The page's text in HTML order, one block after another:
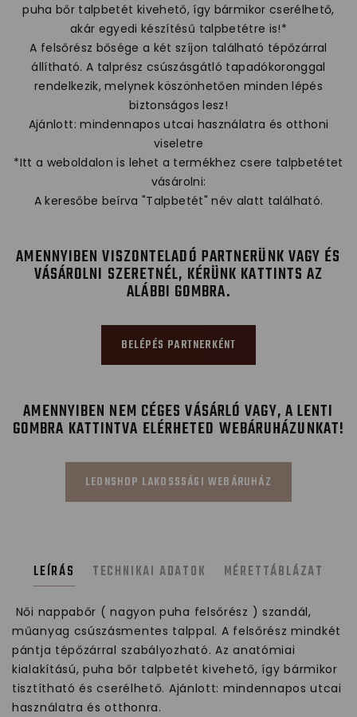
puha bőr talpbetét kivehető, így bármikor cserélhető,
akár egyedi készítésű talpbetétre is!*
A felsőrész bősége a két szíjon található tépőzárral
állítható. A talprész csúszásgátló tapadókoronggal
rendelkezik, melynek köszönhetően minden lépés
biztonságos lesz!
Ajánlott: mindennapos utcai használatra és otthoni
viseletre
*Itt a weboldalon is lehet a termékhez csere talpbetétet
vásárolni:
A keresőbe beírva "Talpbetét" név alatt található.
AMENNYIBEN VISZONTELADÓ PARTNERÜNK VAGY ÉS
VÁSÁROLNI SZERETNÉL, KÉRÜNK KATTINTS AZ
ALÁBBI GOMBRA.
BELÉPÉS PARTNERKÉNT
AMENNYIBEN NEM CÉGES VÁSÁRLÓ VAGY, A LENTI
GOMBRA KATTINTVA ELÉRHETED WEBÁRUHÁZUNKAT!
LEONSHOP LAKOSSSÁGI WEBÁRUHÁZ
LEÍRÁS TECHNIKAI ADATOK MÉRETTÁBLÁZAT
Női nappabőr ( nagyon puha felsőrész ) szandál,
műanyag csúszásmentes talppal. A felsőrész mindkét
pántja tépőzárral szabályozható. Az anatómiai
kialakítású, puha bőr talpbetét kivehető, így bármikor
tisztítható és cserélhető. Ajánlott: mindennapos utcai
használatra és otthonra.